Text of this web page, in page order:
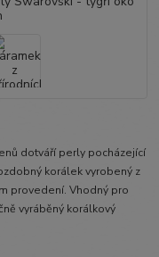
dotváří perly pocházející
korálek vyrobený z
provedení. Vhodný pro
vyráběný korálkový